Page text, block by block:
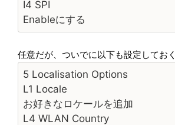
I4 SPI
Enableにする
任意だが、ついでに以下も設定しておく
5 Localisation Options
L1 Locale
お好きなロケールを追加
L4 WLAN Country